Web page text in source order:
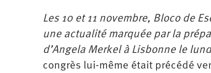
Les 10 et 11 novembre, Bloco de
une actualité marquée par la
d’Angela Merkel à Lisbonne le
congrès lui-même était précédé